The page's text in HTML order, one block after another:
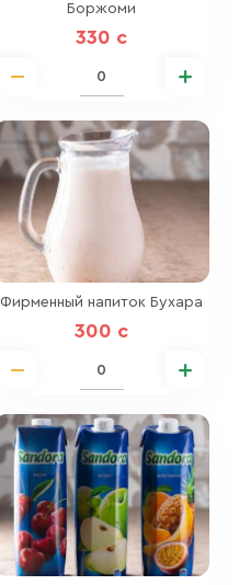
Боржоми
330 c
Фирменный напиток Бухара
300 c